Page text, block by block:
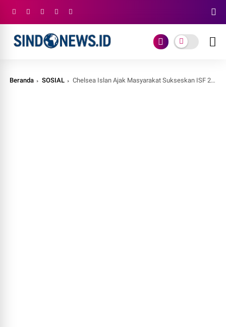
Beranda SOSIAL Chelsea Islan Ajak Masyarakat Sukseskan ISF 2024